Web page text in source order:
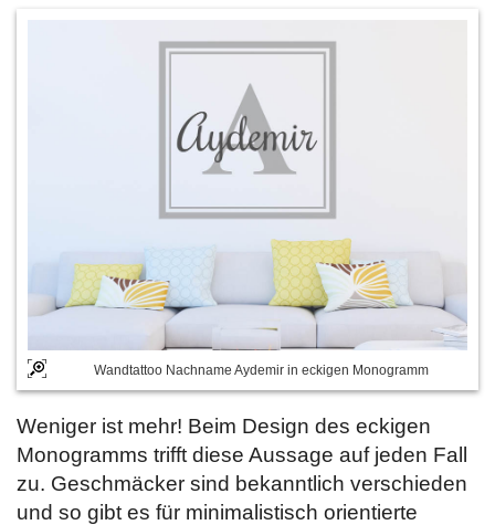
Wandtattoo Nachname Aydemir in eckigen Monogramm
Weniger ist mehr! Beim Design des eckigen
Monogramms trifft diese Aussage auf jeden Fall
zu. Geschmäcker sind bekanntlich verschieden
und so gibt es für minimalistisch orientierte